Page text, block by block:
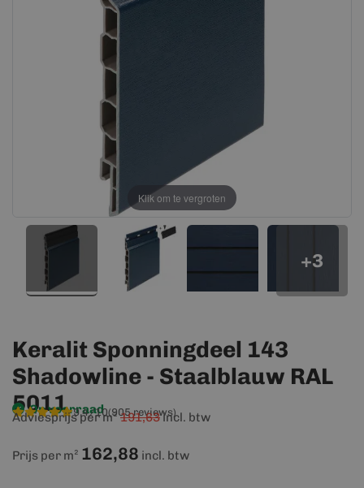
Klik om te vergroten
+3
Keralit Sponningdeel 143
Shadowline - Staalblauw RAL
5011
Op voorraad
9,4/10(905 reviews)
Adviesprijs per m²191,63incl. btw
Prijs per m² 162,88 incl. btw